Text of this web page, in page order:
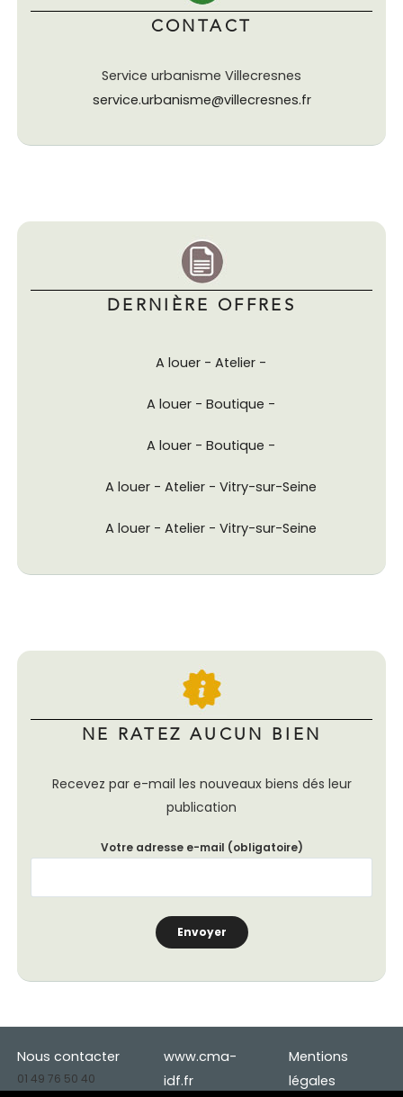
CONTACT
Service urbanisme Villecresnes
service.urbanisme@villecresnes.fr
DERNIÈRE OFFRES
A louer - Atelier -
A louer - Boutique -
A louer - Boutique -
A louer - Atelier - Vitry-sur-Seine
A louer - Atelier - Vitry-sur-Seine
NE RATEZ AUCUN BIEN
Recevez par e-mail les nouveaux biens dés leur
publication
Votre adresse e-mail (obligatoire)
Nous contacter
01 49 76 50 40
www.cma-
idf.fr
Mentions
légales